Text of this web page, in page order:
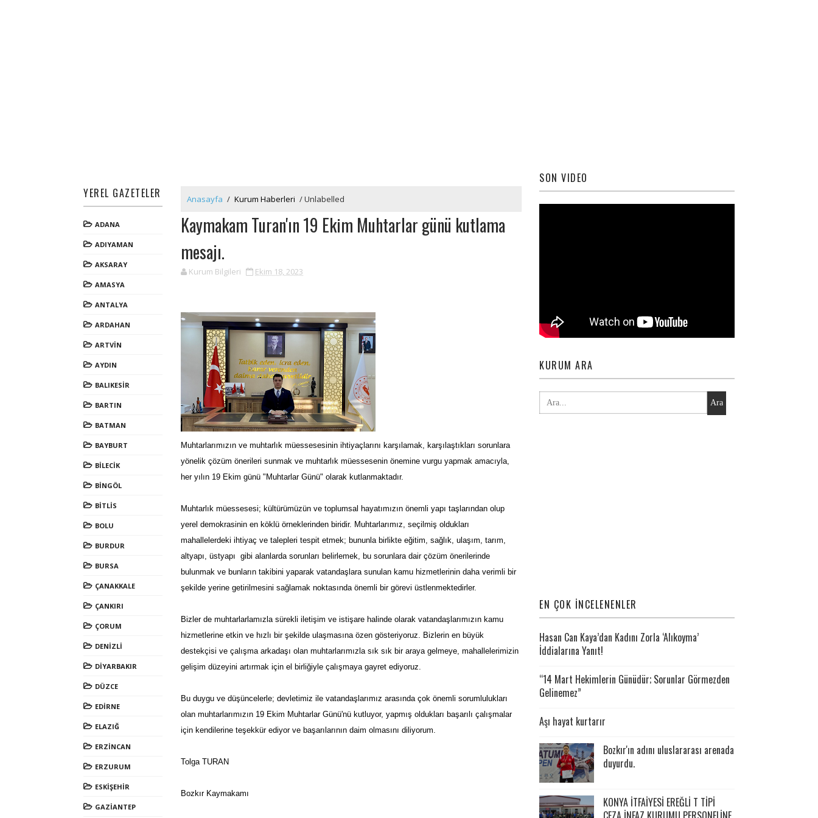
YEREL GAZETELER
ADANA
ADIYAMAN
AKSARAY
AMASYA
ANTALYA
ARDAHAN
ARTVİN
AYDIN
BALIKESİR
BARTIN
BATMAN
BAYBURT
BİLECİK
BİNGÖL
BİTLİS
BOLU
BURDUR
BURSA
ÇANAKKALE
ÇANKIRI
ÇORUM
DENİZLİ
DİYARBAKIR
DÜZCE
EDİRNE
ELAZIĞ
ERZİNCAN
ERZURUM
ESKİŞEHİR
GAZİANTEP
Anasayfa / Kurum Haberleri /Unlabelled
Kaymakam Turan'ın 19 Ekim Muhtarlar günü kutlama
mesajı.
Kurum Bilgileri Ekim 18, 2023
Muhtarlarımızın ve muhtarlık müessesesinin ihtiyaçlarını karşılamak, karşılaştıkları sorunlara
yönelik çözüm önerileri sunmak ve muhtarlık müessesenin önemine vurgu yapmak amacıyla,
her yılın 19 Ekim günü "Muhtarlar Günü" olarak kutlanmaktadır.
Muhtarlık müessesesi; kültürümüzün ve toplumsal hayatımızın önemli yapı taşlarından olup
yerel demokrasinin en köklü örneklerinden biridir. Muhtarlarımız, seçilmiş oldukları
mahallelerdeki ihtiyaç ve talepleri tespit etmek; bununla birlikte eğitim, sağlık, ulaşım, tarım,
altyapı, üstyapı gibi alanlarda sorunları belirlemek, bu sorunlara dair çözüm önerilerinde
bulunmak ve bunların takibini yaparak vatandaşlara sunulan kamu hizmetlerinin daha verimli bir
şekilde yerine getirilmesini sağlamak noktasında önemli bir görevi üstlenmektedirler.
Bizler de muhtarlarlamızla sürekli iletişim ve istişare halinde olarak vatandaşlarımızın kamu
hizmetlerine etkin ve hızlı bir şekilde ulaşmasına özen gösteriyoruz. Bizlerin en büyük
destekçisi ve çalışma arkadaşı olan muhtarlarımızla sık sık bir araya gelmeye, mahallelerimizin
gelişim düzeyini artırmak için el birliğiyle çalışmaya gayret ediyoruz.
Bu duygu ve düşüncelerle; devletimiz ile vatandaşlarımız arasında çok önemli sorumlulukları
olan muhtarlarımızın 19 Ekim Muhtarlar Günü'nü kutluyor, yapmış oldukları başarılı çalışmalar
için kendilerine teşekkür ediyor ve başarılarının daim olmasını diliyorum.
Tolga TURAN
Bozkır Kaymakamı
SON VIDEO
KURUM ARA
Ara
EN ÇOK İNCELENENLER
Hasan Can Kaya’dan Kadını Zorla ‘Alıkoyma’
İddialarına Yanıt!
“14 Mart Hekimlerin Günüdür; Sorunlar Görmezden
Gelinemez”
Aşı hayat kurtarır
Bozkır'ın adını uluslararası arenada
duyurdu.
KONYA İTFAİYESİ EREĞLİ T TİPİ